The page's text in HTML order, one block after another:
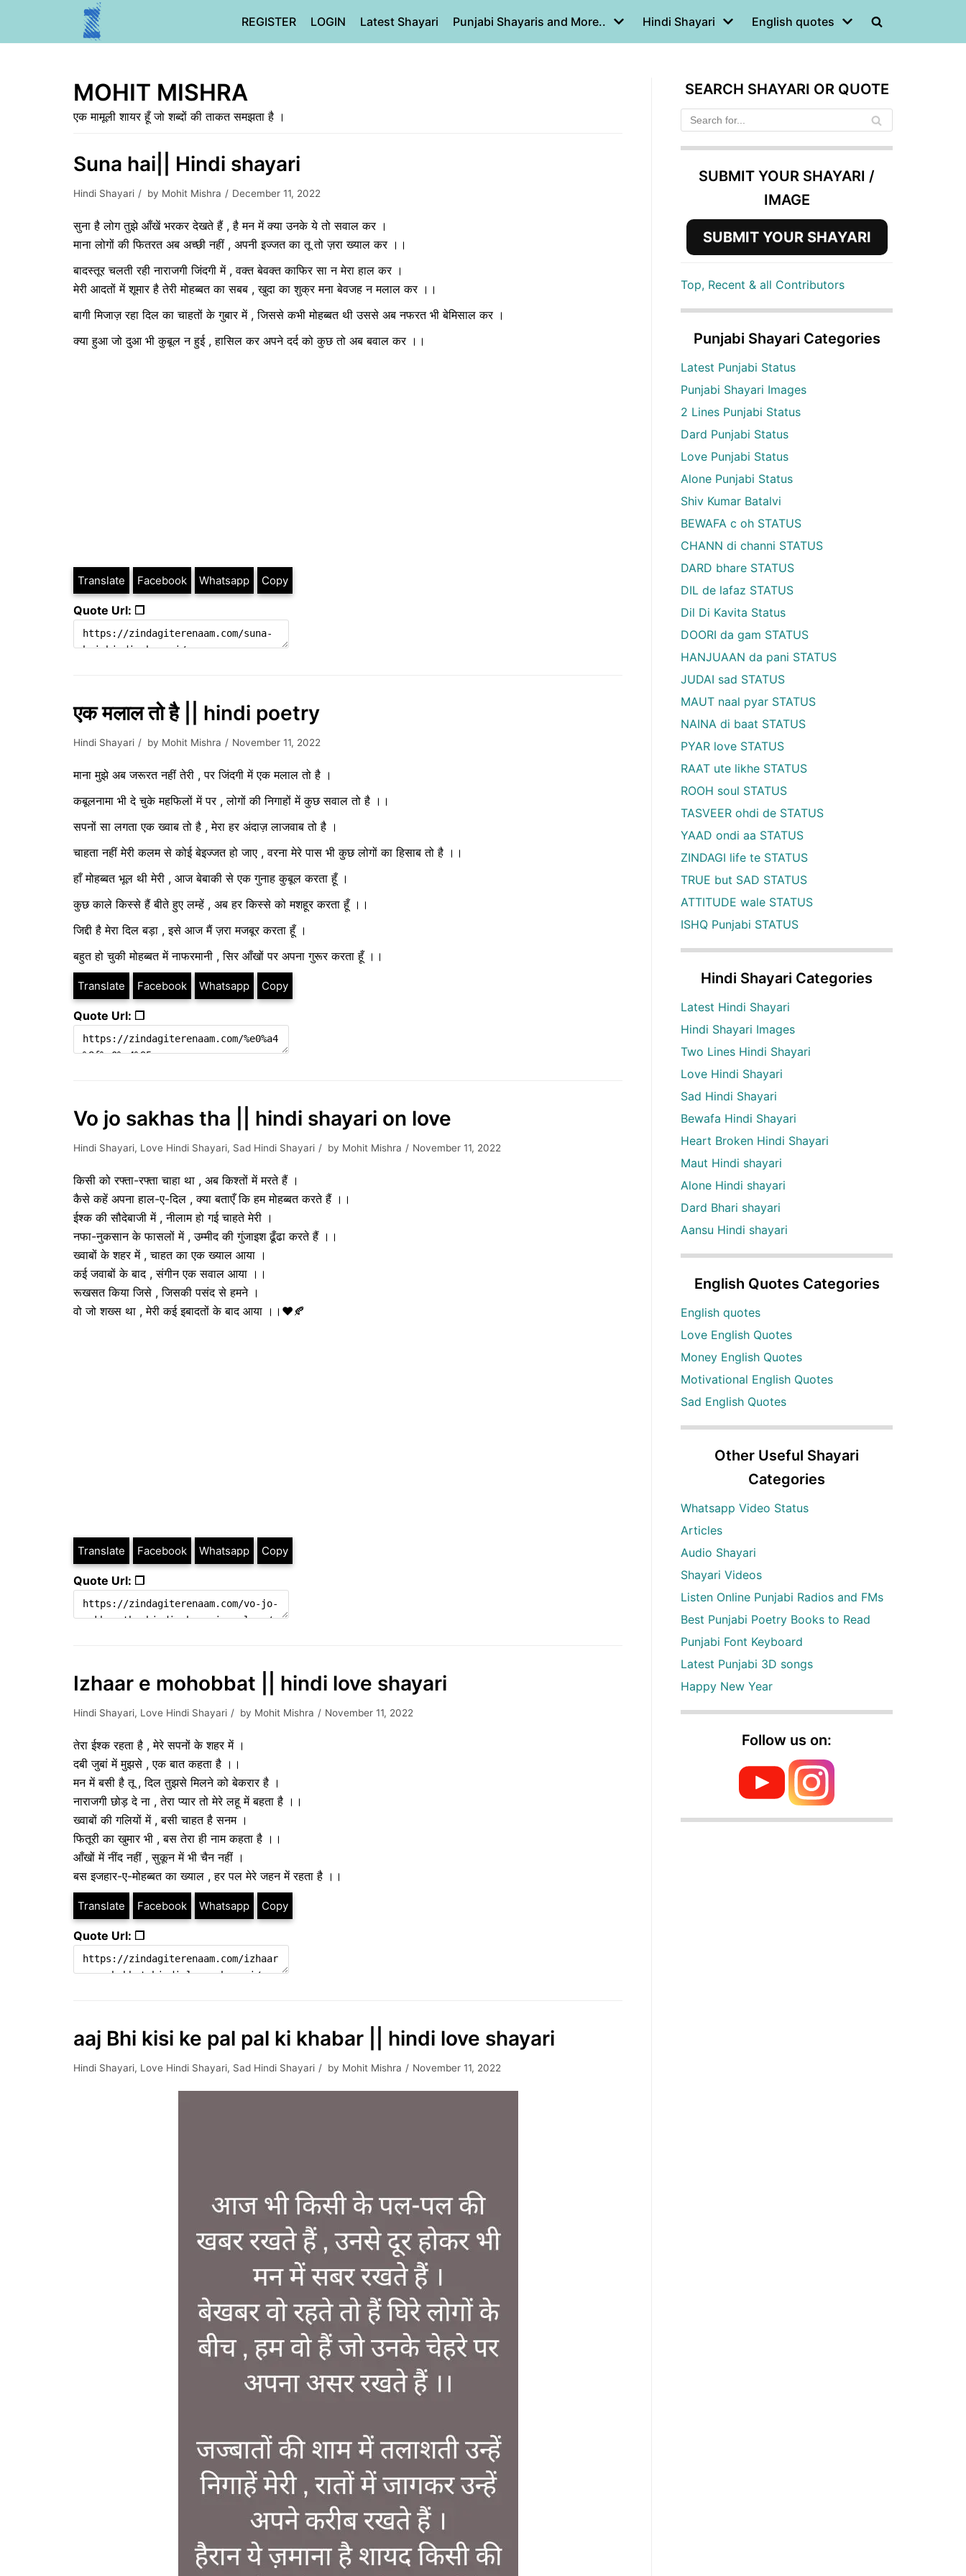
REGISTER LOGIN Latest Shayari Punjabi Shayaris and More.. Hindi Shayari English quotes
MOHIT MISHRA
एक मामूली शायर हूँ जो शब्दों की ताकत समझता है ।
Suna hai|| Hindi shayari
Hindi Shayari by Mohit Mishra December 11, 2022
सुना है लोग तुझे आँखें भरकर देखते हैं , है मन में क्या उनके ये तो सवाल कर ।
माना लोगों की फितरत अब अच्छी नहीं , अपनी इज्जत का तू तो ज़रा ख्याल कर ।।
बादस्तूर चलती रही नाराजगी जिंदगी में , वक्त बेवक्त काफिर सा न मेरा हाल कर ।
मेरी आदतों में शूमार है तेरी मोहब्बत का सबब , खुदा का शुक्र मना बेवजह न मलाल कर ।।
बागी मिजाज़ रहा दिल का चाहतों के गुबार में , जिससे कभी मोहब्बत थी उससे अब नफरत भी बेमिसाल कर ।
क्या हुआ जो दुआ भी कुबूल न हुई , हासिल कर अपने दर्द को कुछ तो अब बवाल कर ।।
Translate Facebook Whatsapp Copy
Quote Url: ❐
एक मलाल तो है || hindi poetry
Hindi Shayari by Mohit Mishra November 11, 2022
माना मुझे अब जरूरत नहीं तेरी , पर जिंदगी में एक मलाल तो है ।
कबूलनामा भी दे चुके महफिलों में पर , लोगों की निगाहों में कुछ सवाल तो है ।।
सपनों सा लगता एक ख्वाब तो है , मेरा हर अंदाज़ लाजवाब तो है ।
चाहता नहीं मेरी कलम से कोई बेइज्जत हो जाए , वरना मेरे पास भी कुछ लोगों का हिसाब तो है ।।
हाँ मोहब्बत भूल थी मेरी , आज बेबाकी से एक गुनाह कुबूल करता हूँ ।
कुछ काले किस्से हैं बीते हुए लम्हें , अब हर किस्से को मशहूर करता हूँ ।।
जिद्दी है मेरा दिल बड़ा , इसे आज मैं ज़रा मजबूर करता हूँ ।
बहुत हो चुकी मोहब्बत में नाफरमानी , सिर आँखों पर अपना गुरूर करता हूँ ।।
Translate Facebook Whatsapp Copy
Quote Url: ❐
Vo jo sakhas tha || hindi shayari on love
Hindi Shayari, Love Hindi Shayari, Sad Hindi Shayari by Mohit Mishra November 11, 2022
किसी को रफ्ता-रफ्ता चाहा था , अब किश्तों में मरते हैं ।
कैसे कहें अपना हाल-ए-दिल , क्या बताएँ कि हम मोहब्बत करते हैं ।।
ईश्क की सौदेबाजी में , नीलाम हो गई चाहते मेरी ।
नफा-नुकसान के फासलों में , उम्मीद की गुंजाइश ढूँढा करते हैं ।।
ख्वाबों के शहर में , चाहत का एक ख्याल आया ।
कई जवाबों के बाद , संगीन एक सवाल आया ।।
रूखसत किया जिसे , जिसकी पसंद से हमने ।
वो जो शख्स था , मेरी कई इबादतों के बाद आया ।।❤️🍂
Translate Facebook Whatsapp Copy
Quote Url: ❐
Izhaar e mohobbat || hindi love shayari
Hindi Shayari, Love Hindi Shayari by Mohit Mishra November 11, 2022
तेरा ईश्क रहता है , मेरे सपनों के शहर में ।
दबी जुबां में मुझसे , एक बात कहता है ।।
मन में बसी है तू , दिल तुझसे मिलने को बेकरार है ।
नाराजगी छोड़ दे ना , तेरा प्यार तो मेरे लहू में बहता है ।।
ख्वाबों की गलियों में , बसी चाहत है सनम ।
फितूरी का खुमार भी , बस तेरा ही नाम कहता है ।।
आँखों में नींद नहीं , सुकून में भी चैन नहीं ।
बस इजहार-ए-मोहब्बत का ख्याल , हर पल मेरे जहन में रहता है ।।
Translate Facebook Whatsapp Copy
Quote Url: ❐
aaj Bhi kisi ke pal pal ki khabar || hindi love shayari
Hindi Shayari, Love Hindi Shayari, Sad Hindi Shayari by Mohit Mishra November 11, 2022
SEARCH SHAYARI OR QUOTE
SUBMIT YOUR SHAYARI /
IMAGE
SUBMIT YOUR SHAYARI
Top, Recent & all Contributors
Punjabi Shayari Categories
Latest Punjabi Status
Punjabi Shayari Images
2 Lines Punjabi Status
Dard Punjabi Status
Love Punjabi Status
Alone Punjabi Status
Shiv Kumar Batalvi
BEWAFA c oh STATUS
CHANN di channi STATUS
DARD bhare STATUS
DIL de lafaz STATUS
Dil Di Kavita Status
DOORI da gam STATUS
HANJUAAN da pani STATUS
JUDAI sad STATUS
MAUT naal pyar STATUS
NAINA di baat STATUS
PYAR love STATUS
RAAT ute likhe STATUS
ROOH soul STATUS
TASVEER ohdi de STATUS
YAAD ondi aa STATUS
ZINDAGI life te STATUS
TRUE but SAD STATUS
ATTITUDE wale STATUS
ISHQ Punjabi STATUS
Hindi Shayari Categories
Latest Hindi Shayari
Hindi Shayari Images
Two Lines Hindi Shayari
Love Hindi Shayari
Sad Hindi Shayari
Bewafa Hindi Shayari
Heart Broken Hindi Shayari
Maut Hindi shayari
Alone Hindi shayari
Dard Bhari shayari
Aansu Hindi shayari
English Quotes Categories
English quotes
Love English Quotes
Money English Quotes
Motivational English Quotes
Sad English Quotes
Other Useful Shayari
Categories
Whatsapp Video Status
Articles
Audio Shayari
Shayari Videos
Listen Online Punjabi Radios and FMs
Best Punjabi Poetry Books to Read
Punjabi Font Keyboard
Latest Punjabi 3D songs
Happy New Year
Follow us on: